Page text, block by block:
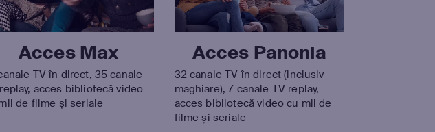
Acces Max
TV în direct, 35 canale
acces bibliotecă video
de filme și seriale
Acces Panonia
32 canale TV în direct (inclusiv
maghiare), 7 canale TV replay,
acces bibliotecă video cu mii de
filme și seriale